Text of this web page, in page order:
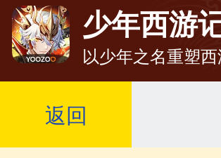
少年西游
以少年之名重塑西
返回